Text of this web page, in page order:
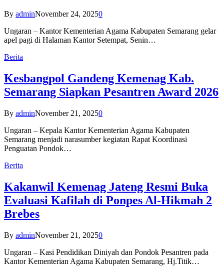
By adminNovember 24, 20250
Ungaran – Kantor Kementerian Agama Kabupaten Semarang gelar
apel pagi di Halaman Kantor Setempat, Senin…
Berita
Kesbangpol Gandeng Kemenag Kab.
Semarang Siapkan Pesantren Award 2026
By adminNovember 21, 20250
Ungaran – Kepala Kantor Kementerian Agama Kabupaten
Semarang menjadi narasumber kegiatan Rapat Koordinasi
Penguatan Pondok…
Berita
Kakanwil Kemenag Jateng Resmi Buka
Evaluasi Kafilah di Ponpes Al-Hikmah 2
Brebes
By adminNovember 21, 20250
Ungaran – Kasi Pendidikan Diniyah dan Pondok Pesantren pada
Kantor Kementerian Agama Kabupaten Semarang, Hj.Titik…